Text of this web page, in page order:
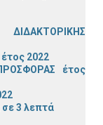
2022
έτος
σε 3 λεπτά